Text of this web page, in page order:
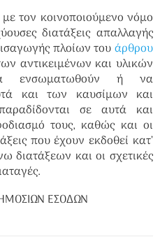
με τον κοινοποιούμενο νόμο
διατάξεις απαλλαγής
πλοίων τουάρθρου
αντικειμένων και υλικών
ενσωματωθούν ή να
και των καυσίμων και
σε αυτά και
τους, καθώς και οι
που έχουν εκδοθεί κατ’
διατάξεων και οι σχετικές
ΕΣΟΔΩΝ